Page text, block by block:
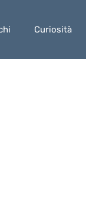
Curiosità